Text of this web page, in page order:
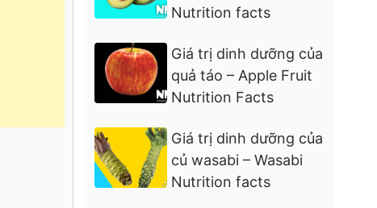
Nutrition facts
Giá trị dinh dưỡng của
quả táo – Apple Fruit
Nutrition Facts
Giá trị dinh dưỡng của
củ wasabi – Wasabi
Nutrition facts